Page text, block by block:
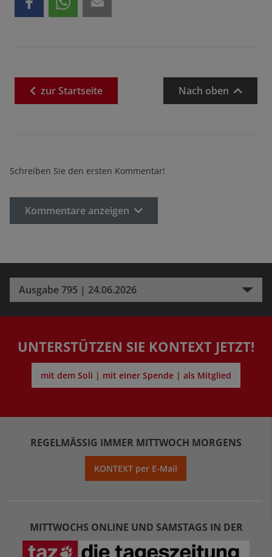
zurStartseite Nach oben
Schreiben Sie den ersten Kommentar!
Kommentare anzeigen
Ausgabe 795 | 24.06.2026
UNTERSTÜTZEN SIE KONTEXT JETZT!
mit dem Soli | mit einer Spende | als Mitglied
REGELMÄSSIG IMMER MITTWOCH MORGENS
KONTEXT per E-Mail
MITTWOCHS ONLINE UND SAMSTAGS IN DER